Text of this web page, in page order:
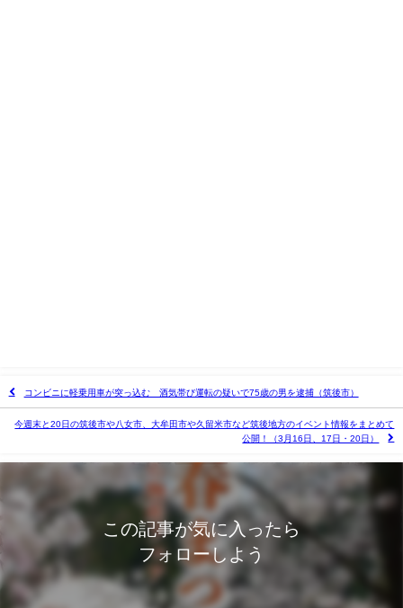
コンビニに軽乗用車が突っ込む 酒気帯び運転の疑いで75歳の男を逮捕（筑後市）
今週末と20日の筑後市や八女市、大牟田市や久留米市など筑後地方のイベント情報をまとめて
公開！（3月16日、17日・20日）
この記事が気に入ったら
フォローしよう